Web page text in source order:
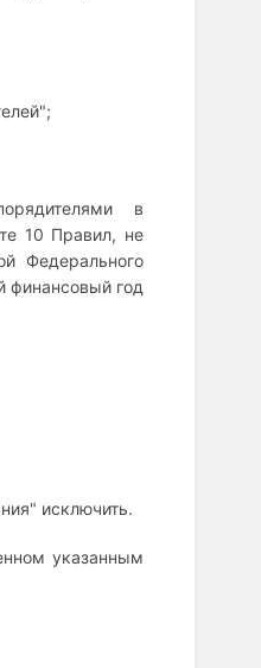
в
10 Правил, не
Федерального
финансовый год
исключить.
указанным